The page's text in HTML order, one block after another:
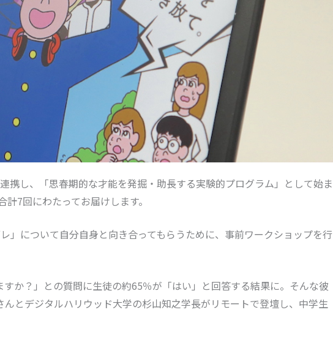
し、「思春期的な才能を発掘・助長する実験的プログラム」として始ま
7回にわたってお届けします。
」について自分自身と向き合ってもらうために、事前ワークショップを行
か？」との質問に生徒の約65％が「はい」と回答する結果に。そんな彼
とデジタルハリウッド大学の杉山知之学長がリモートで登壇し、中学生